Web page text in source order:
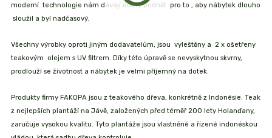
moderní technologie nám dávají dobrý podnět pro to , aby nábytek dlouho
sloužil a byl nadčasový.
Všechny výrobky oproti jiným dodavatelům, jsou vyleštěny a 2 x ošetřeny
teakovým olejem s UV filtrem. Díky této úpravě se nevyskytnou skvrny,
prodlouží se životnost a nábytek je velmi příjemný na dotek.
Produkty firmy FAKOPA jsou z teakového dřeva, konkrétně z Indonésie. Teak
z nejlepších plantáží na Jávě, založených před téměř 200 lety Holanďany,
zaručuje vysokou kvalitu. Tyto plantáže jsou vlastněné a řízené indonéskou